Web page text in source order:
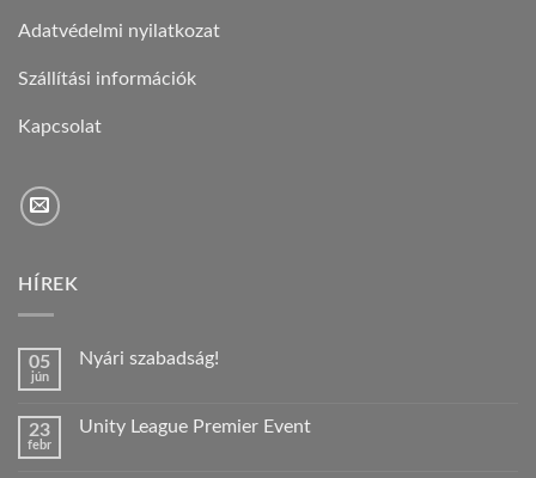
Adatvédelmi nyilatkozat
Szállítási információk
Kapcsolat
HÍREK
05
jún
Nyári szabadság!
Nyári
23
febr
Unity League Premier Event